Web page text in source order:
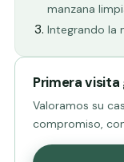
manzana
Integrando la
Primera
Valoramos su
compromiso,